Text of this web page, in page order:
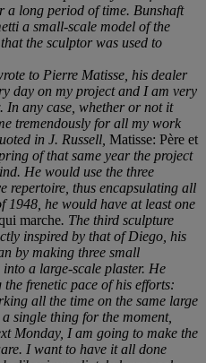
a long period of time. Bunshaft
a small-scale model of the
the sculptor was used to
to Pierre Matisse, his dealer
day on my project and I am very
In any case, whether or not it
tremendously for all my work
in J. Russell, Matisse: Père et
of that same year the project
He would use the three
repertoire, thus encapsulating all
1948, he would have at least one
marche. The third sculpture
inspired by that of Diego, his
by making three small
a large-scale plaster. He
frenetic pace of his efforts:
all the time on the same large
single thing for the moment,
Monday, I am going to make the
I want to have it all done